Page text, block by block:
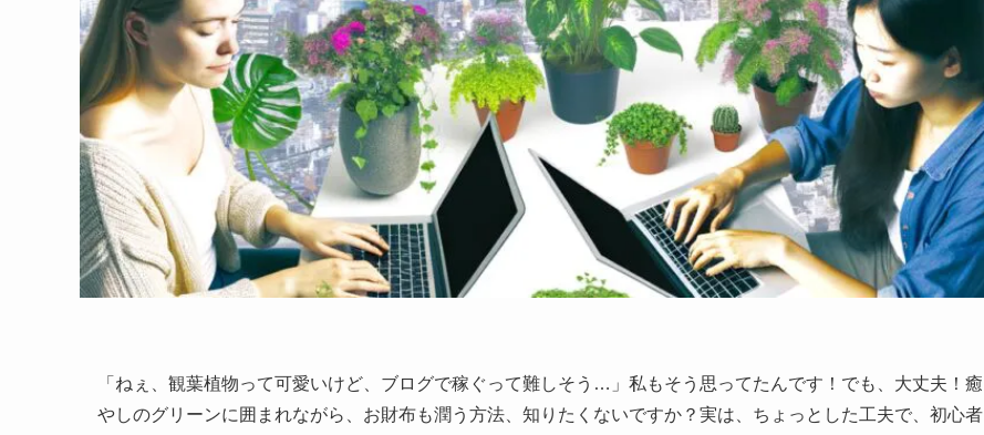
「ねぇ、観葉植物って可愛いけど、ブログで稼ぐって難しそう…」私もそう思ってたんです！でも、大丈夫！癒
やしのグリーンに囲まれながら、お財布も潤う方法、知りたくないですか？実は、ちょっとした工夫で、初心者